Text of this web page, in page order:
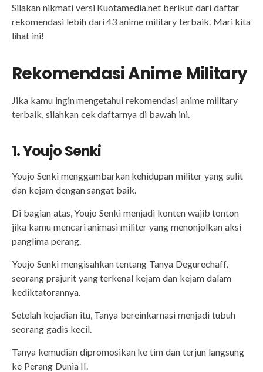
Silakan nikmati versi Kuotamedia.net berikut dari daftar
rekomendasi lebih dari 43 anime military terbaik. Mari kita
lihat ini!
Rekomendasi Anime Military
Jika kamu ingin mengetahui rekomendasi anime military
terbaik, silahkan cek daftarnya di bawah ini.
1. Youjo Senki
Youjo Senki menggambarkan kehidupan militer yang sulit
dan kejam dengan sangat baik.
Di bagian atas, Youjo Senki menjadi konten wajib tonton
jika kamu mencari animasi militer yang menonjolkan aksi
panglima perang.
Youjo Senki mengisahkan tentang Tanya Degurechaff,
seorang prajurit yang terkenal kejam dan kejam dalam
kediktatorannya.
Setelah kejadian itu, Tanya bereinkarnasi menjadi tubuh
seorang gadis kecil.
Tanya kemudian dipromosikan ke tim dan terjun langsung
ke Perang Dunia II.